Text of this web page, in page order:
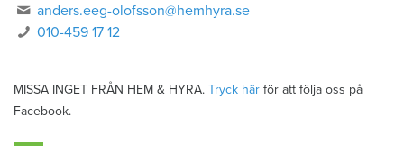
anders.eeg-olofsson@hemhyra.se
010-459 17 12
MISSA INGET FRÅN HEM & HYRA. Tryck här för att följa oss på
Facebook.